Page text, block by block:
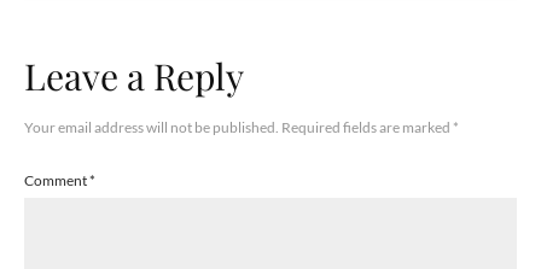
Leave a Reply
Your email address will not be published. Required fields are marked *
Comment*